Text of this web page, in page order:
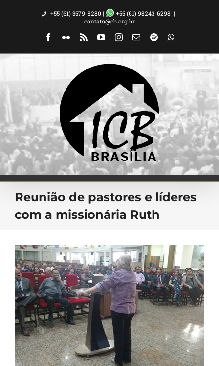
+55 (61) 3579-8280 | +55 (61) 98243-6298 |
contato@cb.org.br
Facebook
FlickrRss YouTubeInstagram
EmailSpotify
Reunião de pastores e líderes
com a missionária Ruth